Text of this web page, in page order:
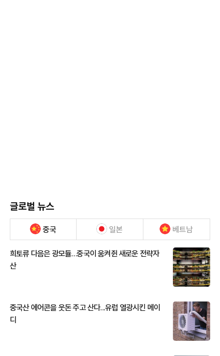
글로벌 뉴스
중국 일본 베트남
희토류 다음은 광모듈…중국이 움켜쥔 새로운 전략자
산
중국산 에어콘을 웃돈 주고 산다...유럽 열광시킨 메이
디